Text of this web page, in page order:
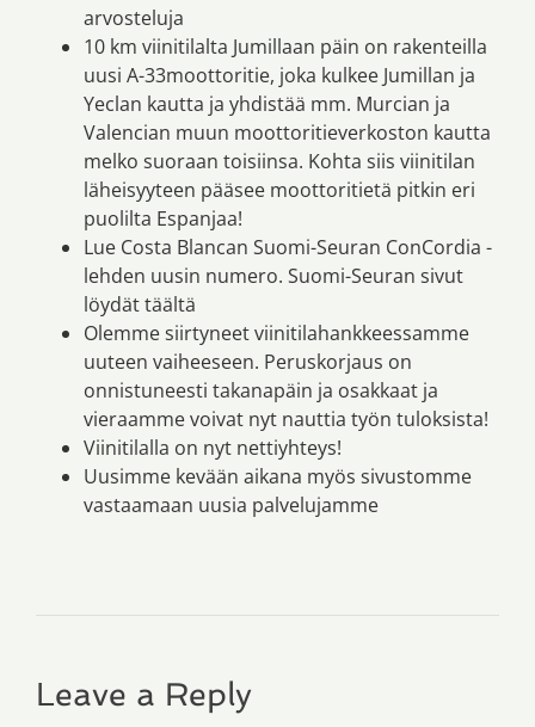
arvosteluja
10 km viinitilalta Jumillaan päin on rakenteilla
uusi A-33moottoritie, joka kulkee Jumillan ja
Yeclan kautta ja yhdistää mm. Murcian ja
Valencian muun moottoritieverkoston kautta
melko suoraan toisiinsa. Kohta siis viinitilan
läheisyyteen pääsee moottoritietä pitkin eri
puolilta Espanjaa!
Lue Costa Blancan Suomi-Seuran ConCordia -
lehden uusin numero. Suomi-Seuran sivut
löydät täältä
Olemme siirtyneet viinitilahankkeessamme
uuteen vaiheeseen. Peruskorjaus on
onnistuneesti takanapäin ja osakkaat ja
vieraamme voivat nyt nauttia työn tuloksista!
Viinitilalla on nyt nettiyhteys!
Uusimme kevään aikana myös sivustomme
vastaamaan uusia palvelujamme
Leave a Reply